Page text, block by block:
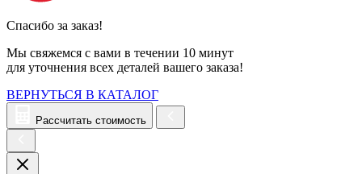
Спасибо за заказ!
Мы свяжемся с вами в течении 10 минут
для уточнения всех деталей вашего заказа!
ВЕРНУТЬСЯ В КАТАЛОГ
Рассчитать стоимость